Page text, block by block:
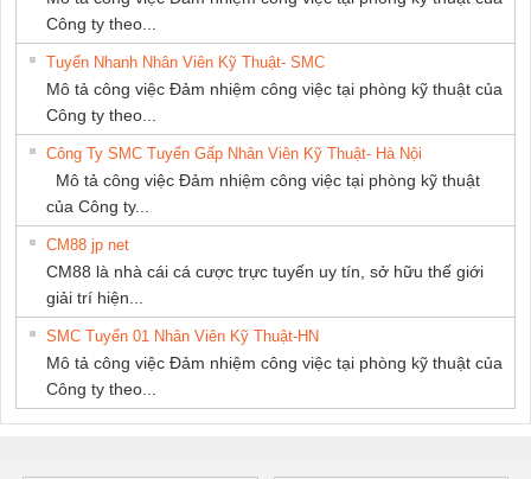
Công ty theo...
Tuyển Nhanh Nhân Viên Kỹ Thuật- SMC
Mô tả công việc Đảm nhiệm công việc tại phòng kỹ thuật của
Công ty theo...
Công Ty SMC Tuyển Gấp Nhân Viên Kỹ Thuật- Hà Nội
Mô tả công việc Đảm nhiệm công việc tại phòng kỹ thuật
của Công ty...
CM88 jp net
CM88 là nhà cái cá cược trực tuyến uy tín, sở hữu thế giới
giải trí hiện...
SMC Tuyển 01 Nhân Viên Kỹ Thuật-HN
Mô tả công việc Đảm nhiệm công việc tại phòng kỹ thuật của
Công ty theo...